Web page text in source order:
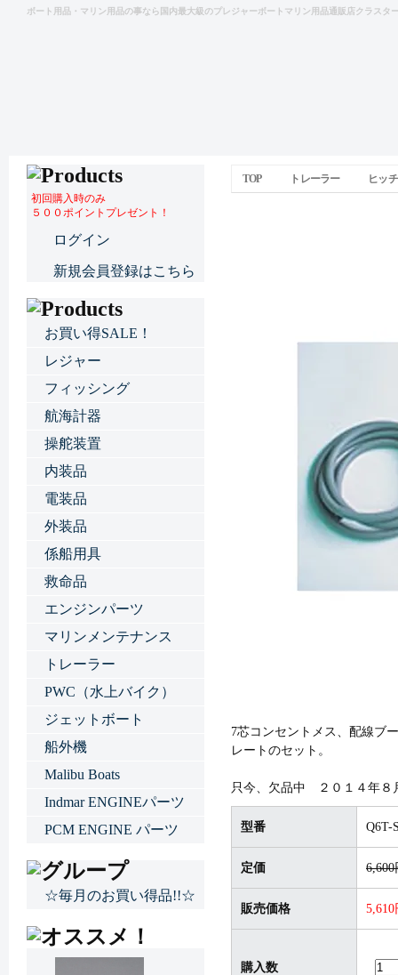
ボート用品・マリン用品の事なら国内最大級のプレジャーボートマリン用品通販店クラスタ
TOP トレーラー ヒッ
7芯コンセントメス、配線ブ
レートのセット。
只今、欠品中 ２０１４年８
型番 Q6T-
定価
販売価格
購入数
初回購入時のみ
５００ポイントプレゼント！
ログイン
新規会員登録はこちら
お買い得SALE！
レジャー
フィッシング
航海計器
操舵装置
内装品
電装品
外装品
係船用具
救命品
エンジンパーツ
マリンメンテナンス
トレーラー
PWC（水上バイク）
ジェットボート
船外機
Malibu Boats
Indmar ENGINEパーツ
PCM ENGINE パーツ
☆毎月のお買い得品!!☆